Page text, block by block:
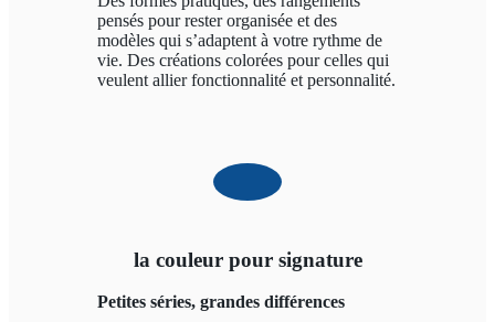
pensés pour rester organisée et des
modèles qui s’adaptent à votre rythme de
vie. Des créations colorées pour celles qui
veulent allier fonctionnalité et personnalité.
la couleur pour signature
Petites séries, grandes différences